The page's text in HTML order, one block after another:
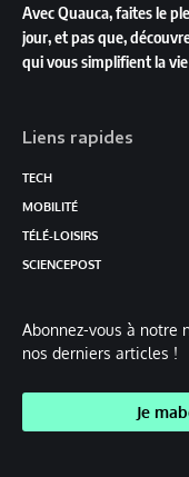
Avec Quauca, faites le
jour, et pas que,
qui vous simplifient la vie
Liens rapides
TECH
MOBILITÉ
TÉLÉ-LOISIRS
SCIENCEPOST
Abonnez-vous à notre
nos derniers articles !
Je